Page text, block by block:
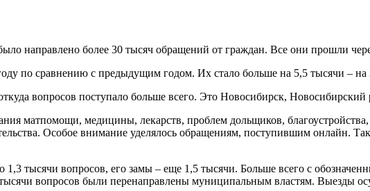
направлено более 30 тысяч обращений от граждан. Все они прошли
по сравнению с предыдущим годом. Их стало больше на 5,5 тысячи – на
вопросов поступало больше всего. Это Новосибирск, Новосибирский
матпомощи, медицины, лекарств, проблем дольщиков,
Особое внимание уделялось обращениям, поступившим онлайн.
1,3 тысячи вопросов, его замы – еще 1,5 тысячи. Больше всего с
вопросов были перенаправлены муниципальным властям. Выезды